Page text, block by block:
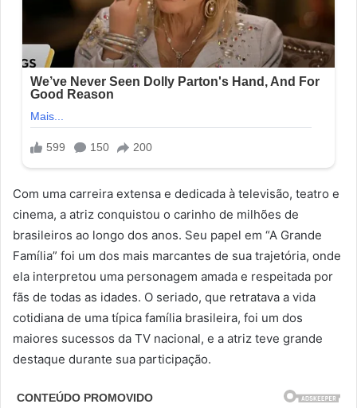
Com uma carreira extensa e dedicada à televisão, teatro e
cinema, a atriz conquistou o carinho de milhões de
brasileiros ao longo dos anos. Seu papel em “A Grande
Família” foi um dos mais marcantes de sua trajetória, onde
ela interpretou uma personagem amada e respeitada por
fãs de todas as idades. O seriado, que retratava a vida
cotidiana de uma típica família brasileira, foi um dos
maiores sucessos da TV nacional, e a atriz teve grande
destaque durante sua participação.